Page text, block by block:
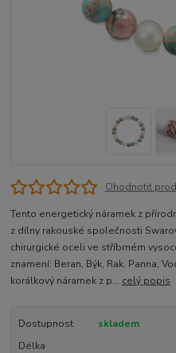
Ohodnotit
Tento energetický náramek z
z dílny rakouské společnosti
chirurgické oceli ve stříbrném
znamení: Beran, Býk, Rak, Panna,
korálkový náramek z p... celý popis
Dostupnost
skladem
Délka